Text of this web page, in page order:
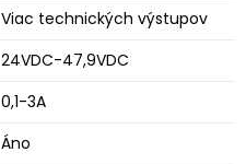
Viac technických výstupov
24VDC-47,9VDC
0,1-3A
Áno